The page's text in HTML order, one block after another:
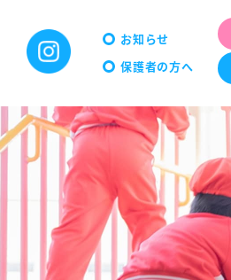
お知らせ
保護者の方へ